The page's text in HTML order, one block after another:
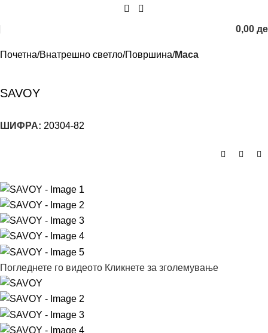
0,00
Почетна Внатрешно светло Површина Маса
SAVOY
ШИФРА: 20304-82
Погледнете го видеото Кликнете за зголемување